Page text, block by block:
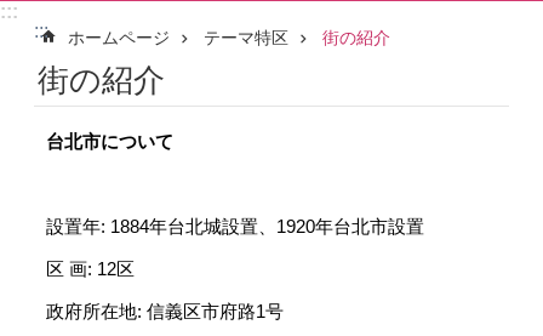
:::
:::
ホームページ テーマ特区 街の紹介
街の紹介
台北市について
設置年: 1884年台北城設置、1920年台北市設置
区 画: 12区
政府所在地: 信義区市府路1号